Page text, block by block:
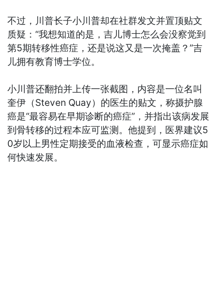
不过，川普长子小川普却在社群发文并置顶贴文
质疑：“我想知道的是，吉儿博士怎么会没察觉到
第5期转移性癌症，还是说这又是一次掩盖？”吉
儿拥有教育博士学位。
小川普还翻拍并上传一张截图，内容是一位名叫
奎伊（Steven Quay）的医生的贴文，称摄护腺
癌是“最容易在早期诊断的癌症”，并指出该病发展
到骨转移的过程本应可监测。他提到，医界建议5
0岁以上男性定期接受的血液检查，可显示癌症如
何快速发展。